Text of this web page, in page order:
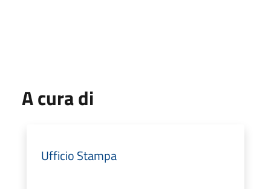
A cura di
Ufficio Stampa